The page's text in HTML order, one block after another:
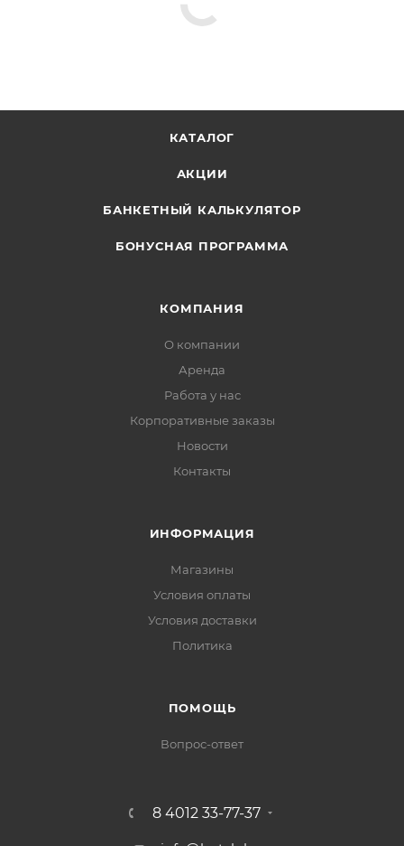
КАТАЛОГ
АКЦИИ
БАНКЕТНЫЙ КАЛЬКУЛЯТОР
БОНУСНАЯ ПРОГРАММА
КОМПАНИЯ
О компании
Аренда
Работа у нас
Корпоративные заказы
Новости
Контакты
ИНФОРМАЦИЯ
Магазины
Условия оплаты
Условия доставки
Политика
ПОМОЩЬ
Вопрос-ответ
8 4012 33-77-37